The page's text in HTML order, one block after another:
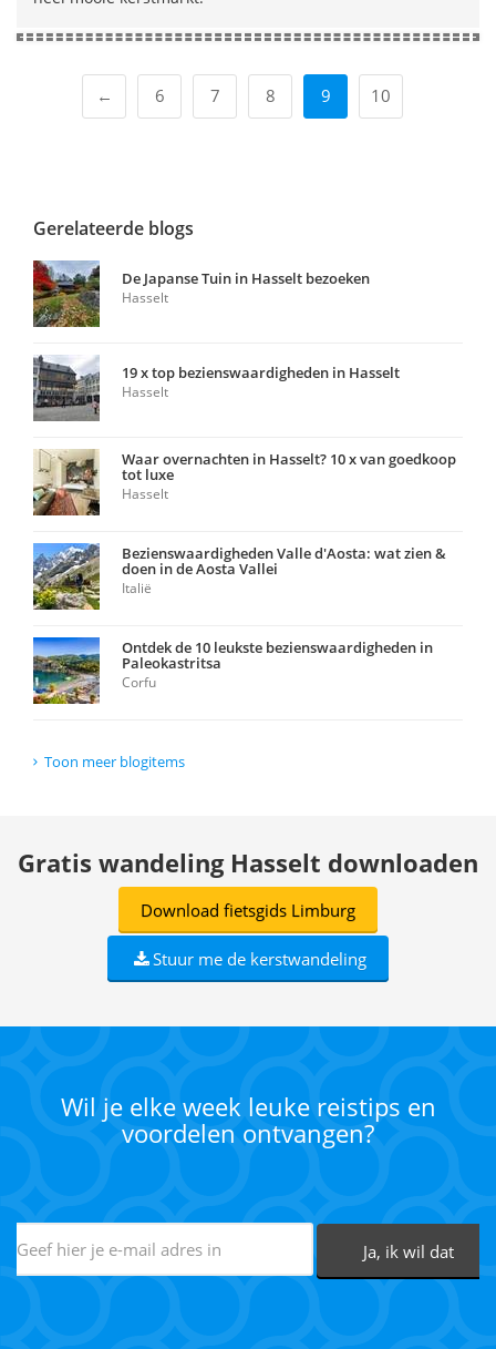
← 6 7 8 9 10
Gerelateerde blogs
De Japanse Tuin in Hasselt bezoeken
Hasselt
19 x top bezienswaardigheden in Hasselt
Hasselt
Waar overnachten in Hasselt? 10 x van goedkoop
tot luxe
Hasselt
Bezienswaardigheden Valle d'Aosta: wat zien &
doen in de Aosta Vallei
Italië
Ontdek de 10 leukste bezienswaardigheden in
Paleokastritsa
Corfu
Toon meer blogitems
Gratis wandeling Hasselt downloaden
Download fietsgids Limburg
Stuur me de kerstwandeling
Wil je elke week leuke reistips en
voordelen ontvangen?